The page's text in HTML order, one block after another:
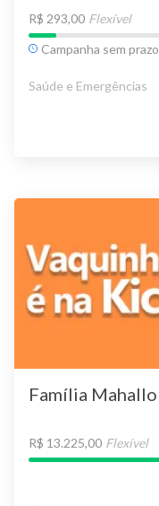
R$ 293,00 Flexível
Campanha sem prazo
Saúde e Emergências
Família Mahallo
R$ 13.225,00 Flexível